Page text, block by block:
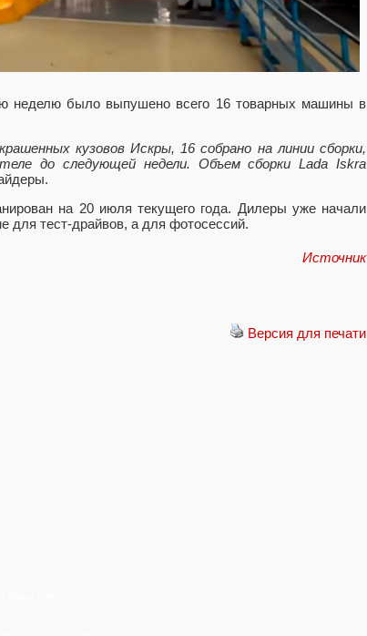
неделю было выпушено всего 16 товарных машины в
кузовов Искры, 16 собрано на линии сборки,
до следующей недели. Объем сборки Lada Iskra
на 20 июля текущего года. Дилеры уже начали
для тест-драйвов, а для фотосессий.
Источник
Версия для печати